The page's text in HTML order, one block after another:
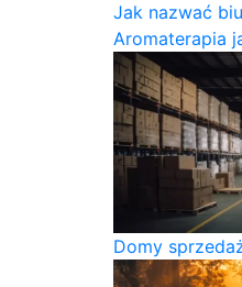
Jak nazwać
Aromaterapia
Domy